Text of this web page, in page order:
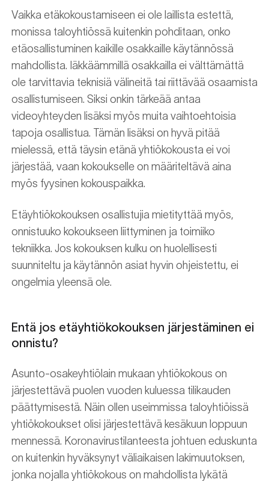
Vaikka etäkokoustamiseen ei ole laillista estettä,
monissa taloyhtiössä kuitenkin pohditaan, onko
etäosallistuminen kaikille osakkaille käytännössä
mahdollista. Iäkkäämmillä osakkailla ei välttämättä
ole tarvittavia teknisiä välineitä tai riittävää osaamista
osallistumiseen. Siksi onkin tärkeää antaa
videoyhteyden lisäksi myös muita vaihtoehtoisia
tapoja osallistua. Tämän lisäksi on hyvä pitää
mielessä, että täysin etänä yhtiökokousta ei voi
järjestää, vaan kokoukselle on määriteltävä aina
myös fyysinen kokouspaikka.
Etäyhtiökokouksen osallistujia mietityttää myös,
onnistuuko kokoukseen liittyminen ja toimiiko
tekniikka. Jos kokouksen kulku on huolellisesti
suunniteltu ja käytännön asiat hyvin ohjeistettu, ei
ongelmia yleensä ole.
Entä jos etäyhtiökokouksen järjestäminen ei
onnistu?
Asunto-osakeyhtiölain mukaan yhtiökokous on
järjestettävä puolen vuoden kuluessa tilikauden
päättymisestä. Näin ollen useimmissa taloyhtiöissä
yhtiökokoukset olisi järjestettävä kesäkuun loppuun
mennessä. Koronavirustilanteesta johtuen eduskunta
on kuitenkin hyväksynyt väliaikaisen lakimuutoksen,
jonka nojalla yhtiökokous on mahdollista lykätä